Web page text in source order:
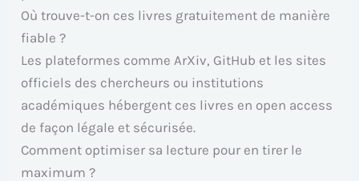
Où trouve-t-on ces livres gratuitement de manière
fiable ?
Les plateformes comme ArXiv, GitHub et les sites
officiels des chercheurs ou institutions
académiques hébergent ces livres en open access
de façon légale et sécurisée.
Comment optimiser sa lecture pour en tirer le
maximum ?